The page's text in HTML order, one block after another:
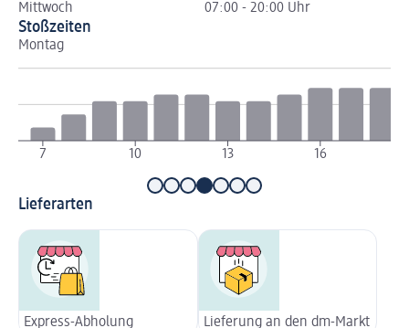
Mittwoch
07:00 - 20:00 Uhr
Stoßzeiten
Montag
7 10 13 16
Lieferarten
Express-Abholung Lieferung an den dm-Markt